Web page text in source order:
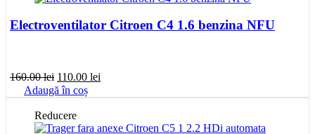
Electroventilator Citroen C4 1.6 benzina NFU
160.00lei Prețul
inițial
a
fost:
160.00 lei.
110.00 lei
este:
Adaugă în coș
Reducere